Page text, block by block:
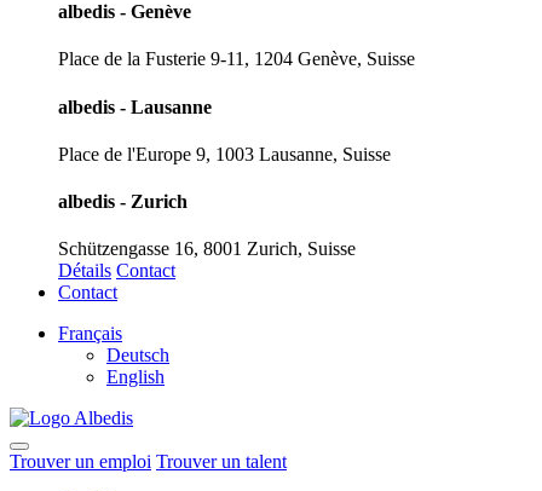
albedis - Genève
Place de la Fusterie 9-11, 1204 Genève, Suisse
albedis - Lausanne
Place de l'Europe 9, 1003 Lausanne, Suisse
albedis - Zurich
Schützengasse 16, 8001 Zurich, Suisse
Détails Contact
Contact
Français
Deutsch
English
Trouver un emploi Trouver un talent